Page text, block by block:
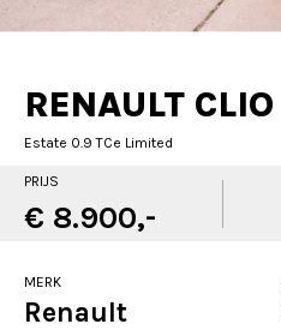
RENAULT CLIO
Estate 0.9 TCe Limited
PRIJS
€ 8.900,-
MERK
Renault